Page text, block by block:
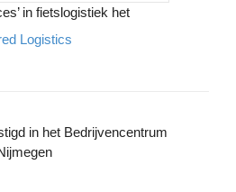
in fietslogistiek het
Logistics
in het Bedrijvencentrum